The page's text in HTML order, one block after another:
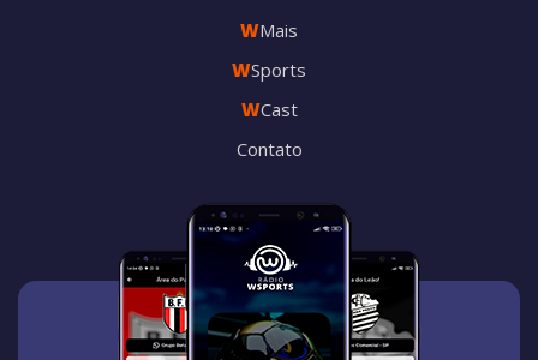
WMais
WSports
WCast
Contato